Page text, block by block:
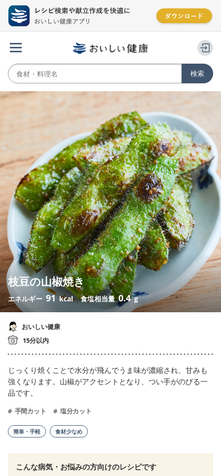
枝豆の山椒焼き
エネルギー 91 kcal 食塩相当量0.4 g
おいしい健康
15分以内
じっくり焼くことで水分が飛んでうま味が濃縮され、甘みも
強くなります。山椒がアクセントとなり、つい手がのびる一
品です。
手間カット 塩分カット
簡単・手軽 食材少なめ
こんな病気・お悩みの方向けのレシピです